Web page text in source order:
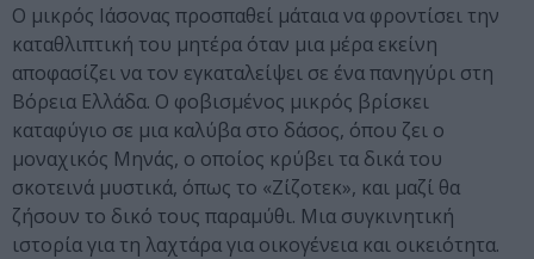
Ο μικρός Ιάσονας προσπαθεί μάταια να φροντίσει την
καταθλιπτική του μητέρα όταν μια μέρα εκείνη
αποφασίζει να τον εγκαταλείψει σε ένα πανηγύρι στη
Βόρεια Ελλάδα. Ο φοβισμένος μικρός βρίσκει
καταφύγιο σε μια καλύβα στο δάσος, όπου ζει ο
μοναχικός Μηνάς, ο οποίος κρύβει τα δικά του
σκοτεινά μυστικά, όπως το «Ζίζοτεκ», και μαζί θα
ζήσουν το δικό τους παραμύθι. Μια συγκινητική
ιστορία για τη λαχτάρα για οικογένεια και οικειότητα.